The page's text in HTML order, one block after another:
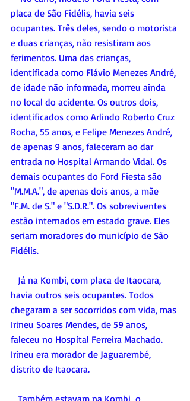
placa de São Fidélis, havia seis
ocupantes. Três deles, sendo o motorista
e duas crianças, não resistiram aos
ferimentos. Uma das crianças,
identificada como Flávio Menezes André,
de idade não informada, morreu ainda
no local do acidente. Os outros dois,
identificados como Arlindo Roberto Cruz
Rocha, 55 anos, e Felipe Menezes André,
de apenas 9 anos, faleceram ao dar
entrada no Hospital Armando Vidal. Os
demais ocupantes do Ford Fiesta são
"M.M.A.", de apenas dois anos, a mãe
"F.M. de S." e "S.D.R.". Os sobreviventes
estão internados em estado grave. Eles
seriam moradores do município de São
Fidélis.
havia outros seis ocupantes. Todos
chegaram a ser socorridos com vida, mas
Irineu Soares Mendes, de 59 anos,
faleceu no Hospital Ferreira Machado.
Irineu era morador de Jaguarembé,
distrito de Itaocara.